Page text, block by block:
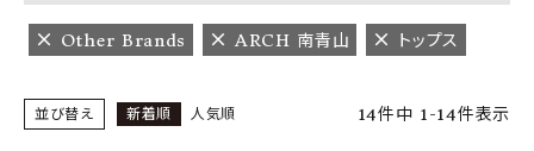
CATEGORY
SHOP
Other Brands ARCH 南青山 トップス
並び替え 新着順 人気順 14件中 1-14件表示